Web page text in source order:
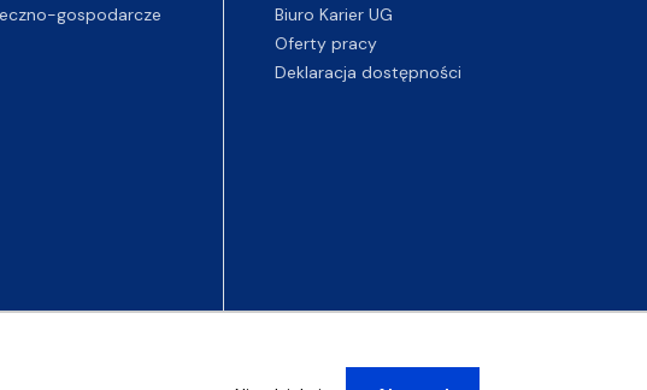
gospodarcze
Biuro Karier UG
Oferty pracy
Deklaracja dostępności